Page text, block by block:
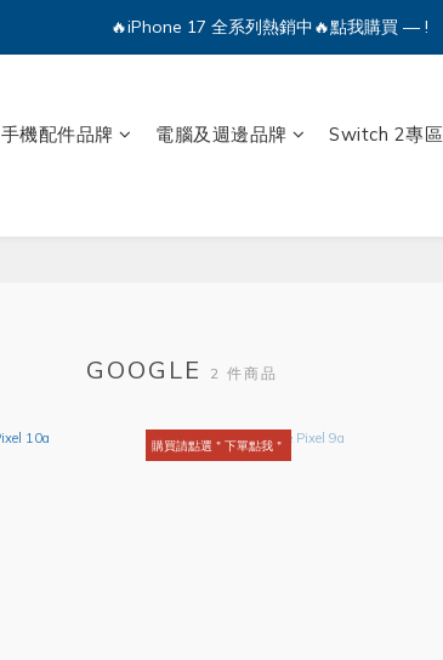
🔥iPhone 17 全系列熱銷中🔥點我購買 — !
🔥iPhone 17 全系列熱銷中🔥點我購買 — !
🔥iPhone 17 全系列熱銷中🔥點我購買 — !
手機配件品牌 電腦及週邊品牌 Switch 2專區
GOOGLE 2 件商品
購買請點選＂下單點我＂